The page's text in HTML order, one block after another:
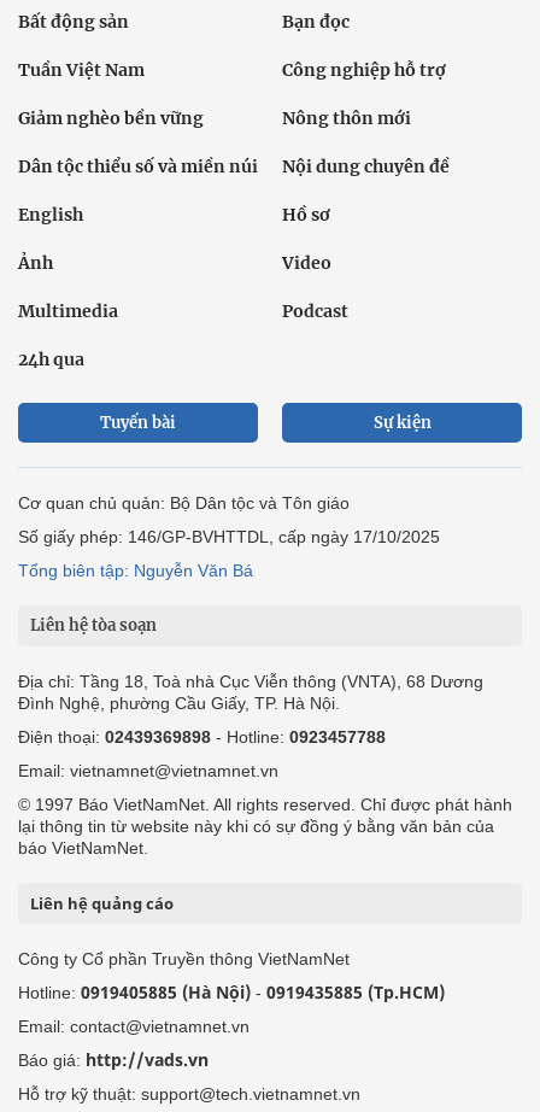
Bất động sản Bạn đọc
Tuần Việt Nam Công nghiệp hỗ trợ
Giảm nghèo bền vững Nông thôn mới
Dân tộc thiểu số và miền núi Nội dung chuyên đề
English Hồ sơ
Ảnh Video
Multimedia Podcast
24h qua
Tuyến bài Sự kiện
Cơ quan chủ quản: Bộ Dân tộc và Tôn giáo
Số giấy phép: 146/GP-BVHTTDL, cấp ngày 17/10/2025
Tổng biên tập: Nguyễn Văn Bá
Liên hệ tòa soạn
Địa chỉ: Tầng 18, Toà nhà Cục Viễn thông (VNTA), 68 Dương
Đình Nghệ, phường Cầu Giấy, TP. Hà Nội.
Điện thoại: 02439369898 - Hotline: 0923457788
Email: vietnamnet@vietnamnet.vn
© 1997 Báo VietNamNet. All rights reserved. Chỉ được phát hành
lại thông tin từ website này khi có sự đồng ý bằng văn bản của
báo VietNamNet.
Liên hệ quảng cáo
Công ty Cổ phần Truyền thông VietNamNet
Hotline: 0919405885 (Hà Nội) - 0919435885 (Tp.HCM)
Email: contact@vietnamnet.vn
Báo giá: http://vads.vn
Hỗ trợ kỹ thuật: support@tech.vietnamnet.vn